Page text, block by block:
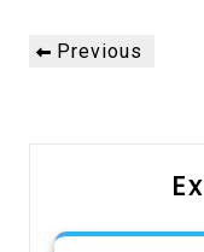
Navigation
dePrevious
Previous